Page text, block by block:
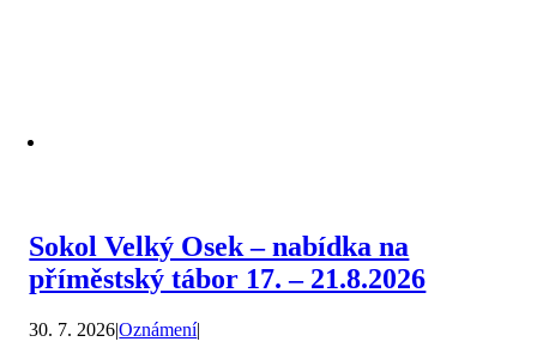
Sokol Velký Osek – nabídka na
příměstský tábor 17. – 21.8.2026
30. 7. 2026|Oznámení|